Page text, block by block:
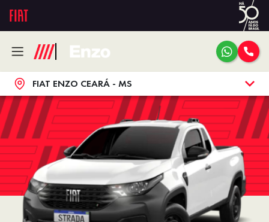
FIAT ENZO CEARÁ - MS